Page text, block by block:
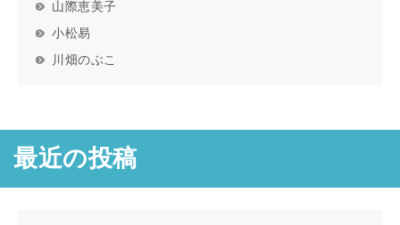
山際恵美子
小松易
川畑のぶこ
最近の投稿